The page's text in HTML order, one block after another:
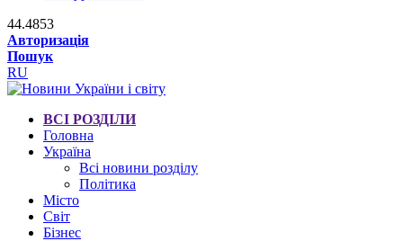
44.4853
Авторизація
Пошук
RU
ВСІ РОЗДІЛИ
Головна
Україна
Всі новини розділу
Політика
Місто
Світ
Бізнес